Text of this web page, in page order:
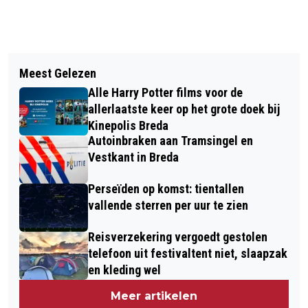
ZONDER ZAKELIJK KARAKTER
WORDEN VOETBALKAARTEN GEZIEN
ALS LOON IN NATURA
KINEPOLIS BREDA ORGANISEERT
TWILIGHT-MARATHON
Meest Gelezen
Alle Harry Potter films voor de
allerlaatste keer op het grote doek bij
Kinepolis Breda
Autoinbraken aan Tramsingel en
Vestkant in Breda
Perseïden op komst: tientallen
vallende sterren per uur te zien
Reisverzekering vergoedt gestolen
telefoon uit festivaltent niet, slaapzak
en kleding wel
Meer artikelen